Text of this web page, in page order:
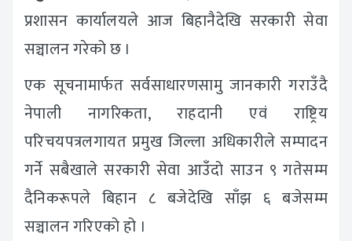
प्रशासन कार्यालयले आज बिहानैदेखि सरकारी सेवा
सञ्चालन गरेको छ ।
एक सूचनामार्फत सर्वसाधारणसामु जानकारी गराउँदै
नेपाली नागरिकता, राहदानी एवं राष्ट्रिय
परिचयपत्रलगायत प्रमुख जिल्ला अधिकारीले सम्पादन
गर्ने सबैखाले सरकारी सेवा आउँदो साउन ९ गतेसम्म
दैनिकरूपले बिहान ८ बजेदेखि साँझ ६ बजेसम्म
सञ्चालन गरिएको हो ।